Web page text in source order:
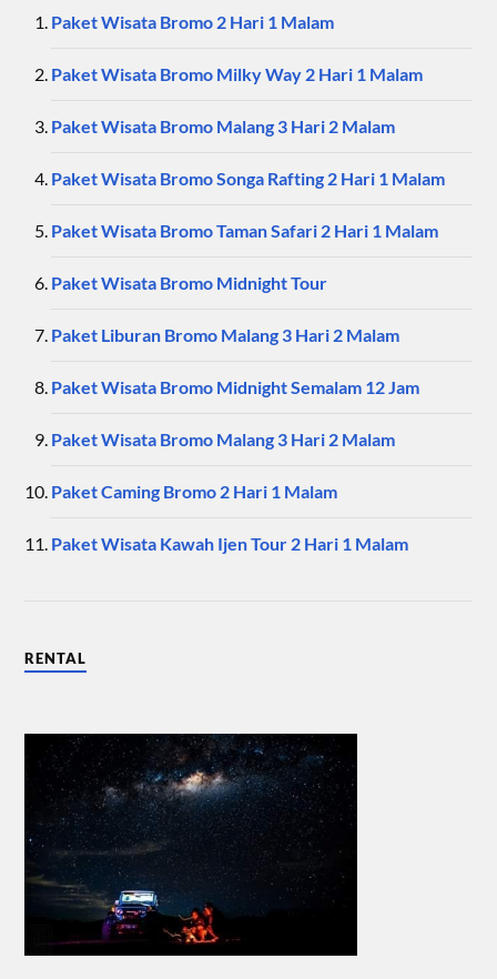
Paket Wisata Bromo 2 Hari 1 Malam
Paket Wisata Bromo Milky Way 2 Hari 1 Malam
Paket Wisata Bromo Malang 3 Hari 2 Malam
Paket Wisata Bromo Songa Rafting 2 Hari 1 Malam
Paket Wisata Bromo Taman Safari 2 Hari 1 Malam
Paket Wisata Bromo Midnight Tour
Paket Liburan Bromo Malang 3 Hari 2 Malam
Paket Wisata Bromo Midnight Semalam 12 Jam
Paket Wisata Bromo Malang 3 Hari 2 Malam
Paket Caming Bromo 2 Hari 1 Malam
Paket Wisata Kawah Ijen Tour 2 Hari 1 Malam
RENTAL